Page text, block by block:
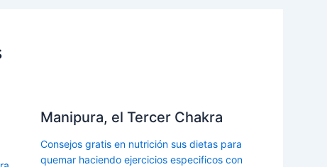
Manipura, el Tercer Chakra
Consejos gratis en nutrición sus dietas para
quemar haciendo ejercicios especificos con